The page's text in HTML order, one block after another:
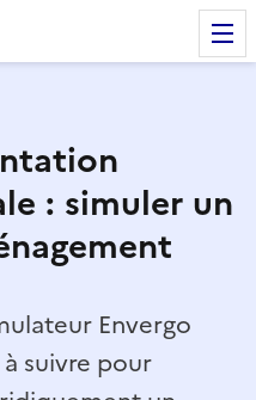
: simuler un
Envergo
suivre pour